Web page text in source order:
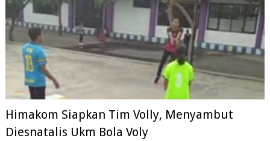
Himakom Siapkan Tim Volly, Menyambut
Diesnatalis Ukm Bola Voly